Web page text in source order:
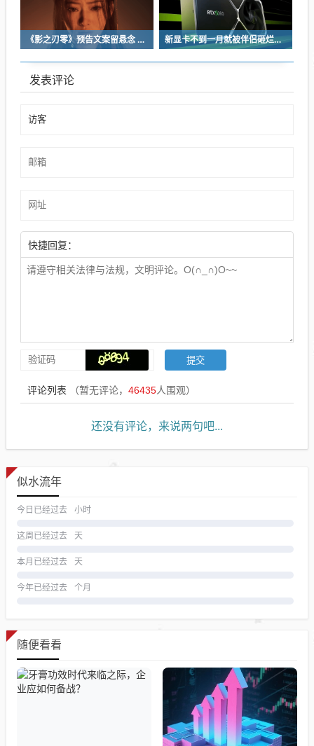
《影之刃零》预告文案留悬念 玩家：要反向跳票 新显卡不到一月就被伴侣砸烂：小哥哀叹如此脆弱
发表评论
快捷回复：
评论列表 （暂无评论， 46435人围观）
还没有评论，来说两句吧...
似水流年
今日已经过去 小时
这周已经过去 天
本月已经过去 天
今年已经过去 个月
随便看看